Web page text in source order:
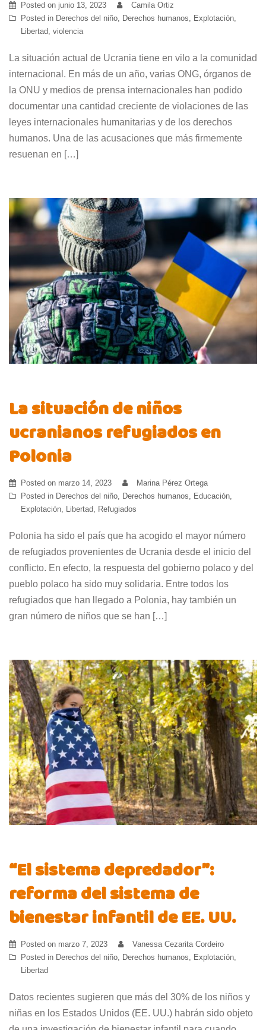
Posted on junio 13, 2023
Camila Ortiz
Posted in Derechos del niño, Derechos humanos, Explotación,
Libertad, violencia
La situación actual de Ucrania tiene en vilo a la comunidad
internacional. En más de un año, varias ONG, órganos de
la ONU y medios de prensa internacionales han podido
documentar una cantidad creciente de violaciones de las
leyes internacionales humanitarias y de los derechos
humanos. Una de las acusaciones que más firmemente
resuenan en […]
La situación de niños
ucranianos refugiados en
Polonia
Posted on marzo 14, 2023
Marina Pérez Ortega
Posted in Derechos del niño, Derechos humanos, Educación,
Explotación, Libertad, Refugiados
Polonia ha sido el país que ha acogido el mayor número
de refugiados provenientes de Ucrania desde el inicio del
conflicto. En efecto, la respuesta del gobierno polaco y del
pueblo polaco ha sido muy solidaria. Entre todos los
refugiados que han llegado a Polonia, hay también un
gran número de niños que se han […]
“El sistema depredador”:
reforma del sistema de
bienestar infantil de EE. UU.
Posted on marzo 7, 2023
Vanessa Cezarita Cordeiro
Posted in Derechos del niño, Derechos humanos, Explotación,
Libertad
Datos recientes sugieren que más del 30% de los niños y
niñas en los Estados Unidos (EE. UU.) habrán sido objeto